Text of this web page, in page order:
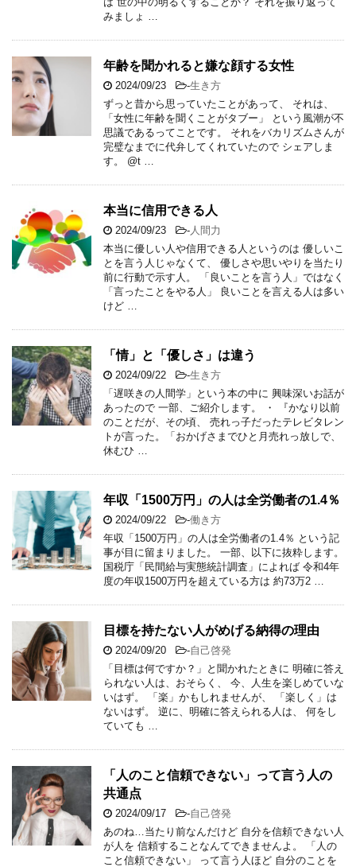
みましょ …
年齢を聞かれると嫌な顔する女性
2024/09/23 -生き方
ずっと昔から思っていたことがあって、 それは、
「女性に年齢を聞くことがタブー」 という風潮が不
思議であるってことです。 それをバカリズムさんが
完璧なまでに代弁してくれていたので シェアしま
す。 @t …
本当に信用できる人
2024/09/23 - 人間力
本当に優しい人や信用できる人というのは 優しいこ
とを言う人じゃなくて、 優しさや思いやりを当たり
前に行動で示す人。 「良いことを言う人」ではなく
「言ったことをやる人」 良いことを言える人は多い
けど …
「情」と「優しさ」は違う
2024/09/22 -生き方
「遅咲きの人間学」という本の中に 興味深いお話が
あったので 一部、ご紹介します。 ・ 『かなり以前
のことだが、その頃、 売れっ子だったテレビタレン
トが言った。「おかげさまでひと月売れっ放しで、
休むひ …
年収「1500万円」の人は全労働者の1.4％
2024/09/22 -働き方
年収「1500万円」の人は全労働者の1.4％ という記
事が目に留まりました。 一部、以下に抜粋します。
国税庁「民間給与実態統計調査」によれば 令和4年
度の年収1500万円を超えている方は 約73万2 …
目標を持たない人がめげる納得の理由
2024/09/20 -自己啓発
「目標は何ですか？」と聞かれたときに 明確に答え
られない人は、おそらく、 今、人生を楽しめていな
いはず。 「楽」かもしれませんが、 「楽しく」は
ないはず。 逆に、明確に答えられる人は、 何をし
ていても …
「人のこと信頼できない」って言う人の
共通点
2024/09/17 -自己啓発
あのね…当たり前なんだけど 自分を信頼できない人
が人を 信頼することなんてできませんよ。 「人の
こと信頼できない」 って言う人ほど 自分のことを